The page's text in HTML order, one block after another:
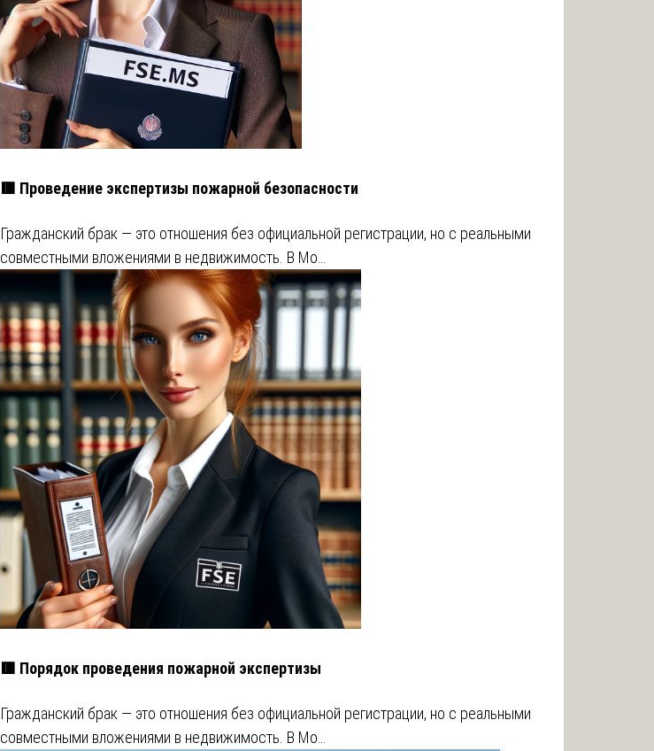
🟥 Проведение экспертизы пожарной безопасности
Гражданский брак — это отношения без официальной регистрации, но с реальными
совместными вложениями в недвижимость. В Мо…
🟥 Порядок проведения пожарной экспертизы
Гражданский брак — это отношения без официальной регистрации, но с реальными
совместными вложениями в недвижимость. В Мо…